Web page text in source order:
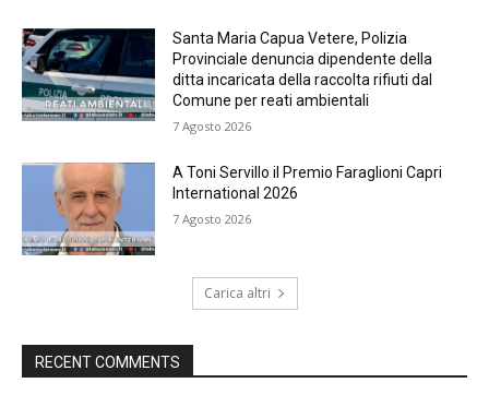
Santa Maria Capua Vetere, Polizia
Provinciale denuncia dipendente della
ditta incaricata della raccolta rifiuti dal
Comune per reati ambientali
7 Agosto 2026
A Toni Servillo il Premio Faraglioni Capri
International 2026
7 Agosto 2026
Carica altri
RECENT COMMENTS